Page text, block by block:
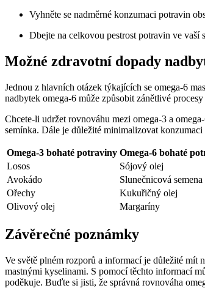
Vyhněte se nadměrné konzumaci potravin
Dbejte na celkovou pestrost potravin ve
Možné zdravotní dopady
Jednou z hlavních otázek týkajících se omega-6
nadbytek omega-6 může způsobit zánětlivé
Chcete-li udržet rovnováhu mezi omega-3 a
semínka. Dále je důležité minimalizovat
Omega-3 bohaté potraviny Omega-6 bohaté
Losos
Sójový olej
Avokádo
Slunečnicová semena
Ořechy
Kukuřičný olej
Olivový olej
Margaríny
Závěrečné poznámky
Ve světě plném rozporů a informací je důležité mít
mastnými kyselinami. S pomocí těchto informací
poděkuje. Buďte si jisti, že správná rovnováha